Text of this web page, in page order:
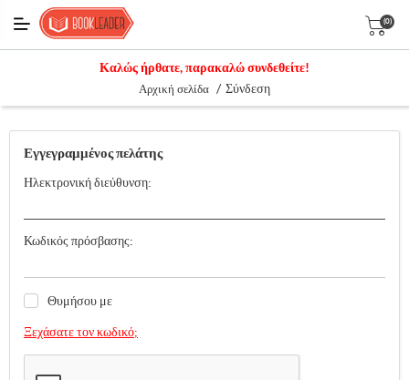
(0)
Καλώς ήρθατε, παρακαλώ συνδεθείτε!
Αρχική σελίδα / Σύνδεση
Εγγεγραμμένος πελάτης
Ηλεκτρονική διεύθυνση:
Κωδικός πρόσβασης:
Θυμήσου με
Ξεχάσατε τον κωδικό;